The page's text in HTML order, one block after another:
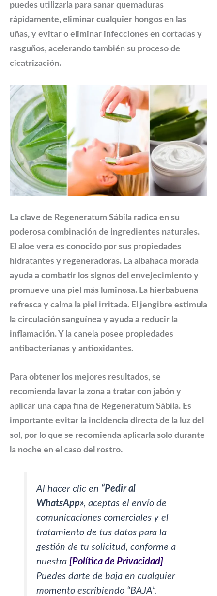
puedes utilizarla para sanar quemaduras
rápidamente, eliminar cualquier hongos en las
uñas, y evitar o eliminar infecciones en cortadas y
rasguños, acelerando también su proceso de
cicatrización.
La clave de Regeneratum Sábila radica en su
poderosa combinación de ingredientes naturales.
El aloe vera es conocido por sus propiedades
hidratantes y regeneradoras. La albahaca morada
ayuda a combatir los signos del envejecimiento y
promueve una piel más luminosa. La hierbabuena
refresca y calma la piel irritada. El jengibre estimula
la circulación sanguínea y ayuda a reducir la
inflamación. Y la canela posee propiedades
antibacterianas y antioxidantes.
Para obtener los mejores resultados, se
recomienda lavar la zona a tratar con jabón y
aplicar una capa fina de Regeneratum Sábila. Es
importante evitar la incidencia directa de la luz del
sol, por lo que se recomienda aplicarla solo durante
la noche en el caso del rostro.
Al hacer clic en “Pedir al
WhatsApp», aceptas el envío de
comunicaciones comerciales y el
tratamiento de tus datos para la
gestión de tu solicitud, conforme a
nuestra [Política de Privacidad].
Puedes darte de baja en cualquier
momento escribiendo “BAJA”.